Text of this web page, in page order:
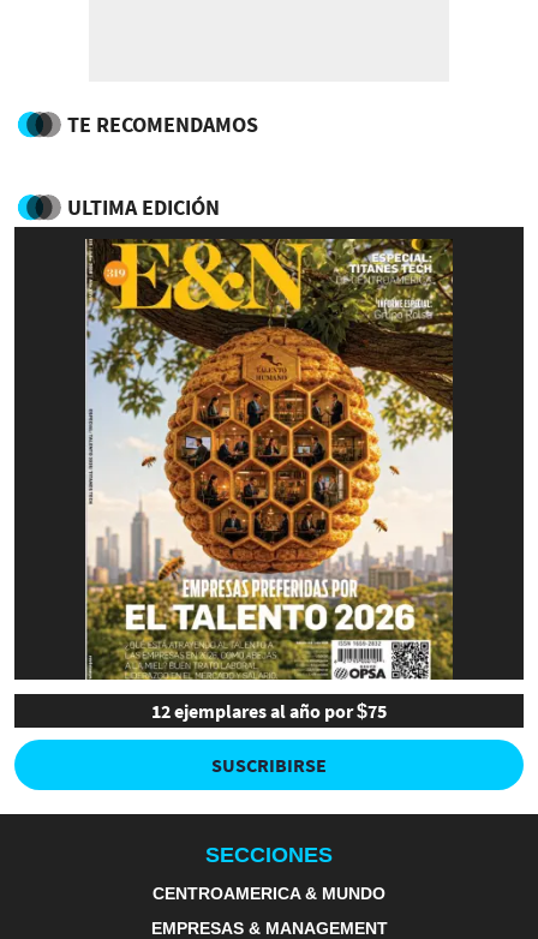
TE RECOMENDAMOS
ULTIMA EDICIÓN
12 ejemplares al año por $75
SUSCRIBIRSE
SECCIONES
CENTROAMERICA & MUNDO
EMPRESAS & MANAGEMENT